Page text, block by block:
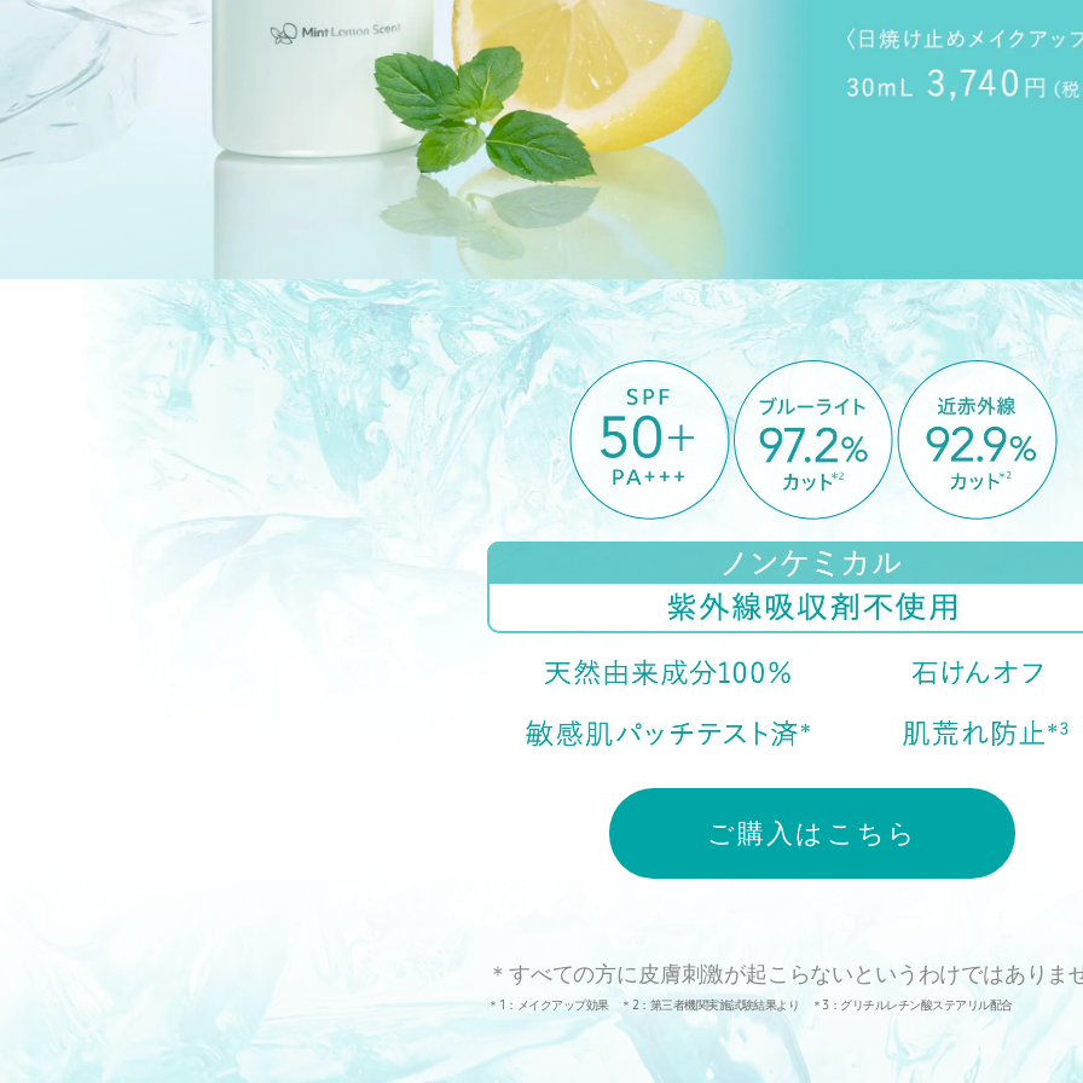
ご購入はこちら
＊すべての方に皮膚刺激が起こらないというわけではありま
＊1：メイクアップ効果 ＊2：第三者機関実施試験結果より ＊3：グリチルレチン酸ステアリル配合